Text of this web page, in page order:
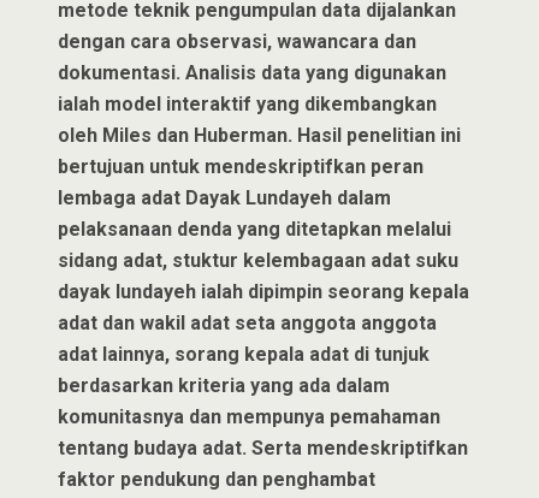
metode teknik pengumpulan data dijalankan
dengan cara observasi, wawancara dan
dokumentasi. Analisis data yang digunakan
ialah model interaktif yang dikembangkan
oleh Miles dan Huberman. Hasil penelitian ini
bertujuan untuk mendeskriptifkan peran
lembaga adat Dayak Lundayeh dalam
pelaksanaan denda yang ditetapkan melalui
sidang adat, stuktur kelembagaan adat suku
dayak lundayeh ialah dipimpin seorang kepala
adat dan wakil adat seta anggota anggota
adat lainnya, sorang kepala adat di tunjuk
berdasarkan kriteria yang ada dalam
komunitasnya dan mempunya pemahaman
tentang budaya adat. Serta mendeskriptifkan
faktor pendukung dan penghambat